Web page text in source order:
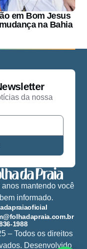
em Bom Jesus
na Bahia
da nossa
anos mantendo você
bem informado.
1988
– Todos os direitos
Desenvolvido